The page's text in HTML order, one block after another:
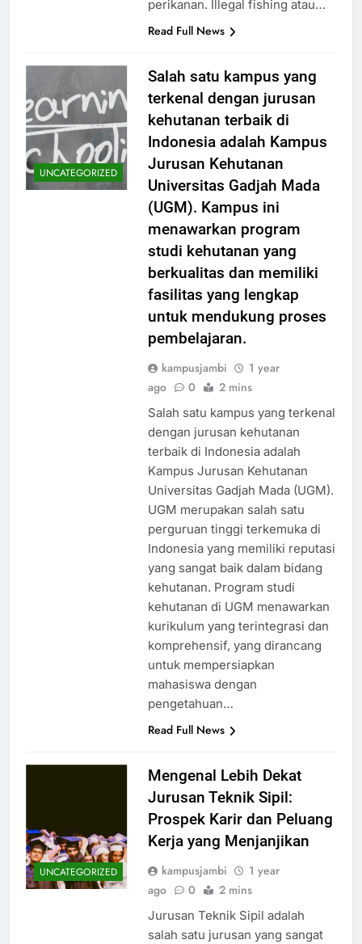
perikanan. Illegal fishing atau…
Read Full News
UNCATEGORIZED
Salah satu kampus yang
terkenal dengan jurusan
kehutanan terbaik di
Indonesia adalah Kampus
Jurusan Kehutanan
Universitas Gadjah Mada
(UGM). Kampus ini
menawarkan program
studi kehutanan yang
berkualitas dan memiliki
fasilitas yang lengkap
untuk mendukung proses
pembelajaran.
kampusjambi
1 year
ago
0 2 mins
Salah satu kampus yang terkenal
dengan jurusan kehutanan
terbaik di Indonesia adalah
Kampus Jurusan Kehutanan
Universitas Gadjah Mada (UGM).
UGM merupakan salah satu
perguruan tinggi terkemuka di
Indonesia yang memiliki reputasi
yang sangat baik dalam bidang
kehutanan. Program studi
kehutanan di UGM menawarkan
kurikulum yang terintegrasi dan
komprehensif, yang dirancang
untuk mempersiapkan
mahasiswa dengan
pengetahuan…
Read Full News
UNCATEGORIZED
Mengenal Lebih Dekat
Jurusan Teknik Sipil:
Prospek Karir dan Peluang
Kerja yang Menjanjikan
kampusjambi
1 year
ago
0 2 mins
Jurusan Teknik Sipil adalah
salah satu jurusan yang sangat